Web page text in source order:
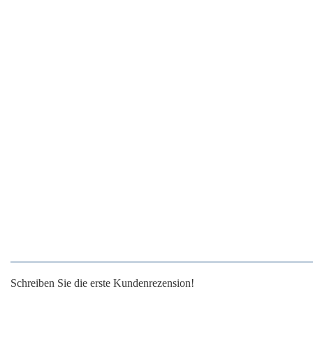
Schreiben Sie die erste Kundenrezension!